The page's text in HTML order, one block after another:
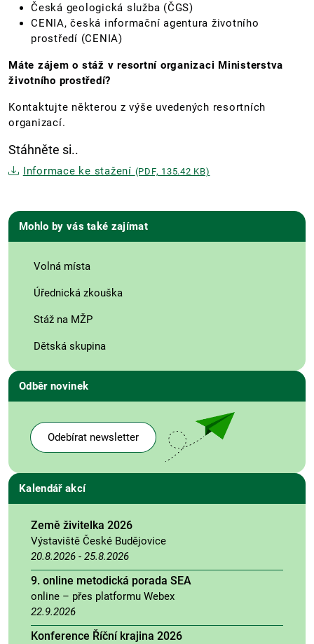
Česká geologická služba (ČGS)
CENIA, česká informační agentura životního
prostředí (CENIA)
Máte zájem o stáž v resortní organizaci Ministerstva
životního prostředí?
Kontaktujte některou z výše uvedených resortních
organizací.
Stáhněte si..
Informace ke stažení (PDF, 135.42 KB)
Mohlo by vás také zajímat
Volná místa
Úřednická zkouška
Stáž na MŽP
Dětská skupina
Odběr novinek
Odebírat newsletter
Kalendář akcí
Země živitelka 2026
Výstaviště České Budějovice
20.8.2026 - 25.8.2026
9. online metodická porada SEA
online – přes platformu Webex
22.9.2026
Konference Říční krajina 2026